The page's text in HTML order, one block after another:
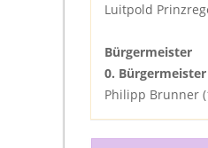
Luitpold
Bürgermeister
0. Bürgermeister
Philipp Brunner